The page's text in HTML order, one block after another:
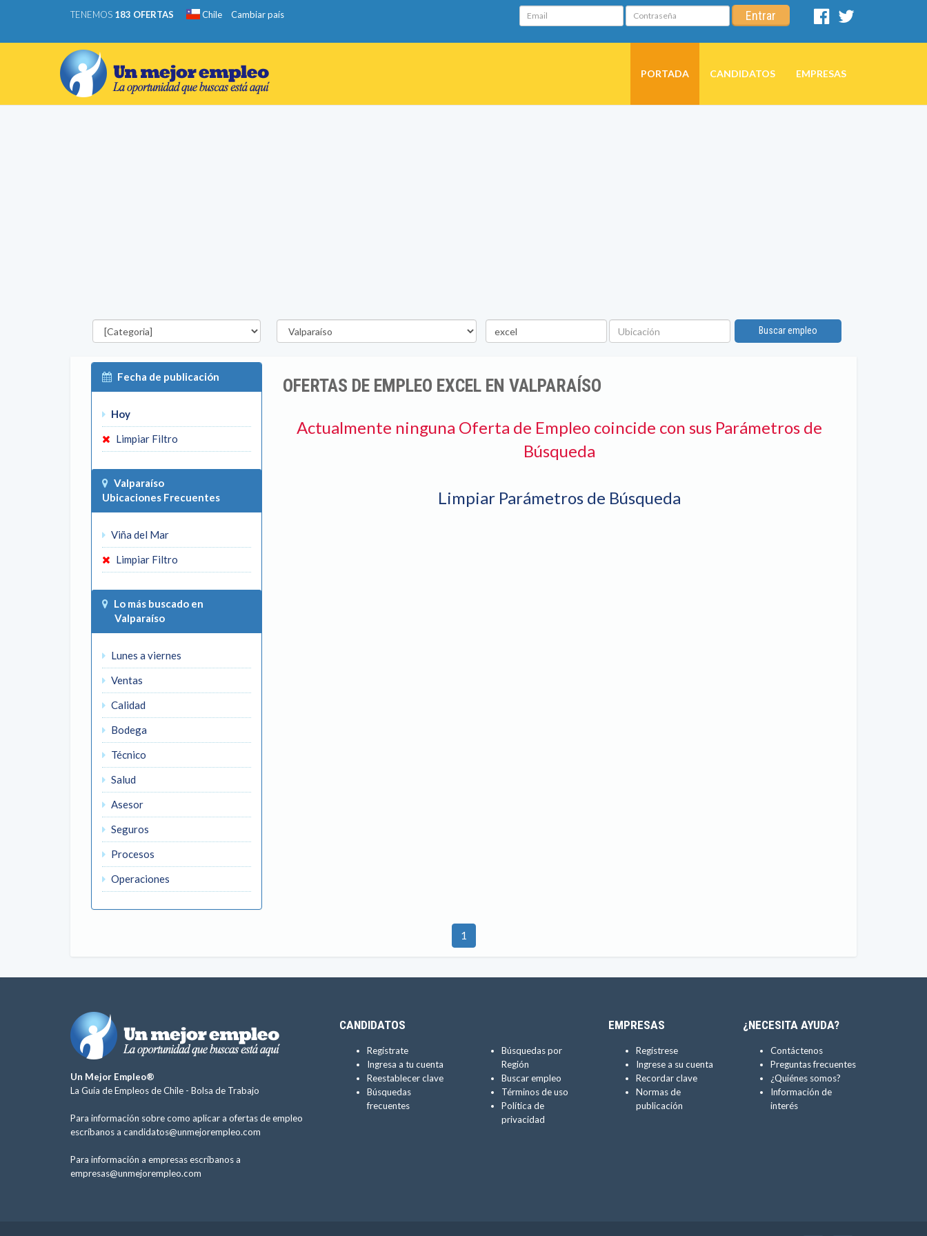
TENEMOS 183 OFERTAS Chile Cambiar país Email Contraseña Entrar
Facebook
PORTADA CANDIDATOS EMPRESAS
Categorías Región
Palabra
clave
Ubicación
Buscar empleo
Fecha de publicación
Hoy
Limpiar Filtro
Valparaíso
Ubicaciones Frecuentes
Viña del Mar
Limpiar Filtro
Lo más buscado en
Valparaíso
Lunes a viernes
Ventas
Calidad
Bodega
Técnico
Salud
Asesor
Seguros
Procesos
Operaciones
OFERTAS DE EMPLEO EXCEL EN VALPARAÍSO
Actualmente ninguna Oferta de Empleo coincide con sus Parámetros de
Búsqueda
Limpiar Parámetros de Búsqueda
1
Un Mejor Empleo®
La Guía de Empleos de Chile - Bolsa de Trabajo
Para información sobre como aplicar a ofertas de empleo
escríbanos a candidatos@unmejorempleo.com
Para información a empresas escríbanos a
empresas@unmejorempleo.com
CANDIDATOS
Regístrate
Ingresa a tu cuenta
Reestablecer clave
Búsquedas
frecuentes
Búsquedas por
Región
Buscar empleo
Términos de uso
Política de
privacidad
EMPRESAS
Regístrese
Ingrese a su cuenta
Recordar clave
Normas de
publicación
¿NECESITA AYUDA?
Contáctenos
Preguntas frecuentes
¿Quiénes somos?
Información de
interés